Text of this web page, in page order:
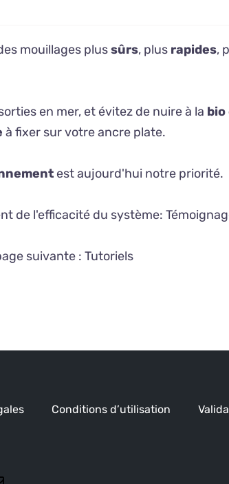
mouillages plussûrs, plus rapides,
en mer, et évitez de nuire à la
à fixer sur votre ancre plate.
est aujourd'hui notre priorité.
de l'efficacité du système:
suivante : Tutoriels
Conditions d’utilisation